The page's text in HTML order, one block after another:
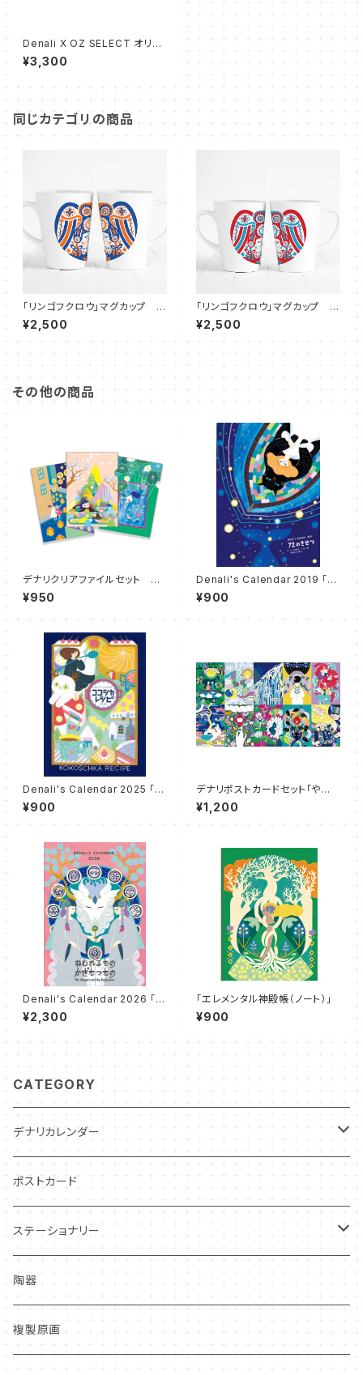
Denali X OZ SELECT オリジ
ナルプレート
¥3,300
同じカテゴリの商品
「リンゴフクロウ」マグカップ
（ビビッドオレンジXネイビー）
¥2,500
「リンゴフクロウ」マグカップ
（レッドXブルー）
¥2,500
その他の商品
デナリクリアファイルセット Cl
ear FIles
¥950
Denali's Calendar 2019 「７
２のきせつ」
¥900
Denali's Calendar 2025 「コ
コシカ・レシピ」"KOKOSCHKA
RECIPE"
¥900
デナリポストカードセット「やおよ
ろずモーメント」
¥1,200
Denali's Calendar 2026 「ね
むれるもの、かぎもつもの」"Th
e Sleepers and the Keybe
¥2,300
「エレメンタル神殿帳（ノート）」
¥900
CATEGORY
デナリカレンダー
過去カレンダー
ポストカード
ステーショナリー
クリアファイル
陶器
複製原画